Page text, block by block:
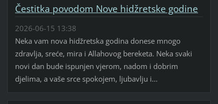
Čestitka povodom Nove hidžretske godine
2026-06-15 13:38
Neka vam nova hidžretska godina donese mnogo
zdravlja, sreće, mira i Allahovog bereketa. Neka svaki
novi dan bude ispunjen vjerom, nadom i dobrim
djelima, a vaše srce spokojem, ljubavlju i...